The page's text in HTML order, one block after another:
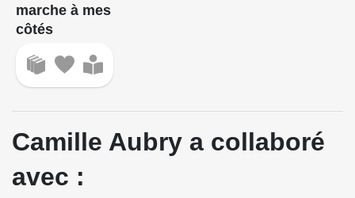
marche à mes
côtés
Camille Aubry a collaboré
avec :